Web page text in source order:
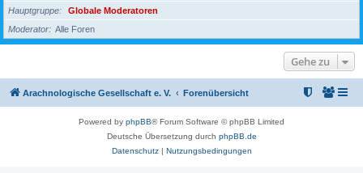
Hauptgruppe
Globale Moderatoren
Moderator
Alle Foren
Gehe zu
Arachnologische Gesellschaft e. V. Forenübersicht
Powered by phpBB® Forum Software © phpBB Limited
Deutsche Übersetzung durch phpBB.de
Datenschutz| Nutzungsbedingungen